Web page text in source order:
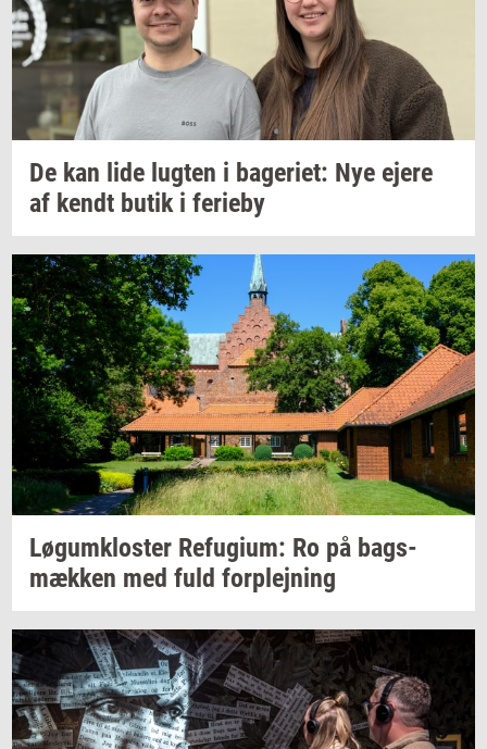
De kan lide lug­ten i ba­ge­ri­et: Nye ejere
af kendt butik i fe­ri­e­by
Løgum­klo­ster Re­fu­gi­um: Ro på bags­
mæk­ken med fuld for­plej­ning